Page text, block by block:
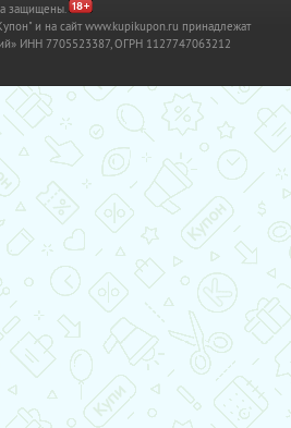
защищены.
и на сайт www.kupikupon.ru принадлежат
ИНН 7705523387, ОГРН 1127747063212